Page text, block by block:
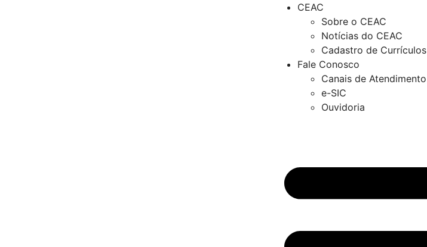
CEAC
Sobre o CEAC
Notícias do CEAC
Cadastro de Currículos
Fale Conosco
Canais de Atendimento
e-SIC
Ouvidoria